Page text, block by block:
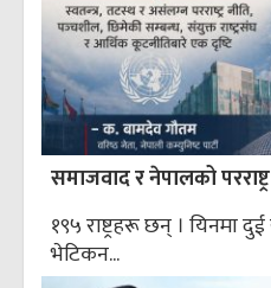
समाजवाद र नेपालको
१९५ राष्ट्रहरू छन् । यिनमा दुई
भेटिकन...